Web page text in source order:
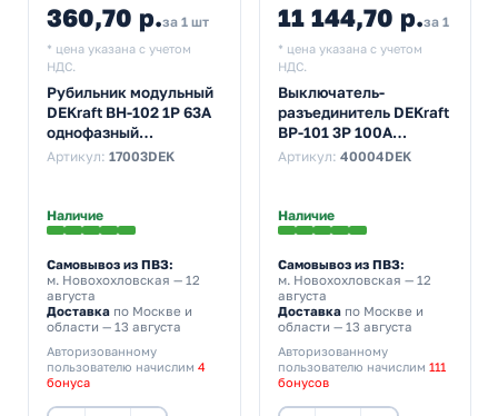
360,70 р.за 1 шт
* цена указана с учетом
НДС.
Рубильник модульный
DEKraft ВН-102 1P 63А
однофазный
(выключатель
Артикул: 17003DEK
Наличие
Самовывоз из ПВЗ:
м. Новохохловская — 12
августа
Доставка по Москве и
области — 13 августа
Авторизованному
пользователю начислим 4
бонуса
11 144,70 р.за 1 шт
* цена указана с учетом
НДС.
Выключатель-
разъединитель DEKraft
ВР-101 3P 100A
трехфазный
Артикул: 40004DEK
Наличие
Самовывоз из ПВЗ:
м. Новохохловская — 12
августа
Доставкапо Москве и
области — 13 августа
Авторизованному
пользователю начислим 111
бонусов